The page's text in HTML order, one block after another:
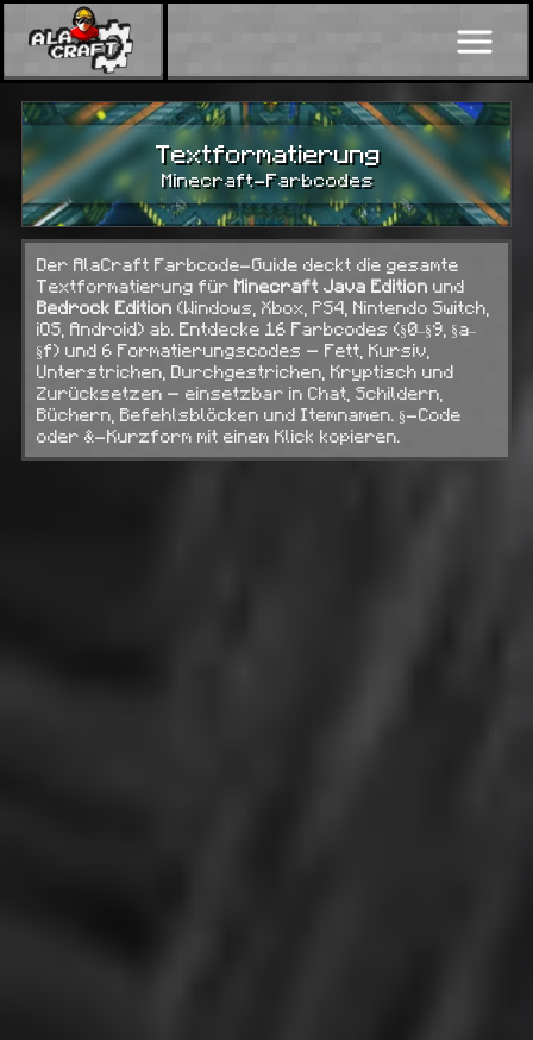
Textformatierung
Minecraft-Farbcodes
Der AlaCraft Farbcode-Guide deckt die gesamte
Textformatierung für Minecraft Java Edition und
Bedrock Edition (Windows, Xbox, PS4, Nintendo Switch,
iOS, Android) ab. Entdecke 16 Farbcodes (§0–§9, §a–
§f) und 6 Formatierungscodes — Fett, Kursiv,
Unterstrichen, Durchgestrichen, Kryptisch und
Zurücksetzen — einsetzbar in Chat, Schildern,
Büchern, Befehlsblöcken und Itemnamen. §-Code
oder &-Kurzform mit einem Klick kopieren.